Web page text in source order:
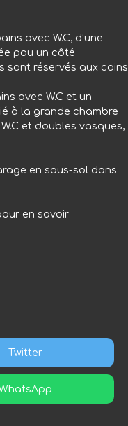
avec W.C, d’une
pou un côté
sont réservés aux coins
avec W.C et un
à la grande chambre
et doubles vasques,
en sous-sol dans
en savoir
Twitter